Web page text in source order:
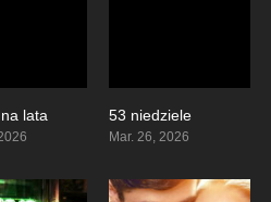
lata 53 niedziele
Mar. 26, 2026